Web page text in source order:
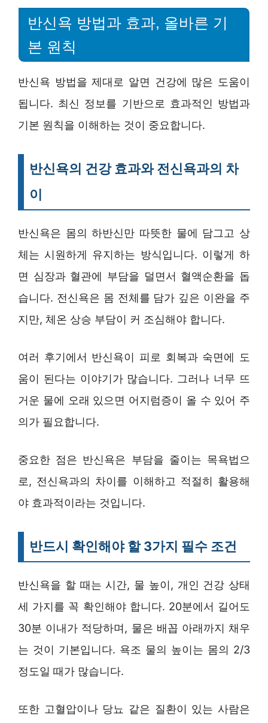
반신욕 방법과 효과, 올바른 기
본 원칙
반신욕 방법을 제대로 알면 건강에 많은 도움이
됩니다. 최신 정보를 기반으로 효과적인 방법과
기본 원칙을 이해하는 것이 중요합니다.
반신욕의 건강 효과와 전신욕과의 차
이
반신욕은 몸의 하반신만 따뜻한 물에 담그고 상
체는 시원하게 유지하는 방식입니다. 이렇게 하
면 심장과 혈관에 부담을 덜면서 혈액순환을 돕
습니다. 전신욕은 몸 전체를 담가 깊은 이완을 주
지만, 체온 상승 부담이 커 조심해야 합니다.
여러 후기에서 반신욕이 피로 회복과 숙면에 도
움이 된다는 이야기가 많습니다. 그러나 너무 뜨
거운 물에 오래 있으면 어지럼증이 올 수 있어 주
의가 필요합니다.
중요한 점은 반신욕은 부담을 줄이는 목욕법으
로, 전신욕과의 차이를 이해하고 적절히 활용해
야 효과적이라는 것입니다.
반드시 확인해야 할 3가지 필수 조건
반신욕을 할 때는 시간, 물 높이, 개인 건강 상태
세 가지를 꼭 확인해야 합니다. 20분에서 길어도
30분 이내가 적당하며, 물은 배꼽 아래까지 채우
는 것이 기본입니다. 욕조 물의 높이는 몸의 2/3
정도일 때가 많습니다.
또한 고혈압이나 당뇨 같은 질환이 있는 사람은